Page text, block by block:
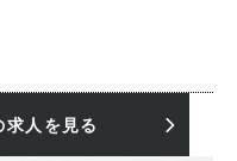
人を見る